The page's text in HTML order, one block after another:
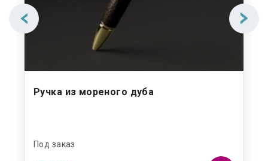
Ручка из мореного дуба
Под заказ